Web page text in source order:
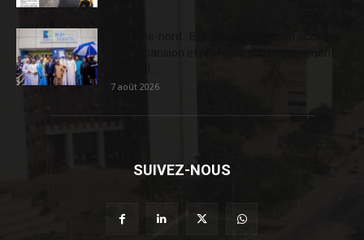
7 août 2026
SUIVEZ-NOUS